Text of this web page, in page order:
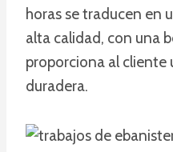
horas se traducen en
alta calidad, con una
proporciona al cliente
duradera.